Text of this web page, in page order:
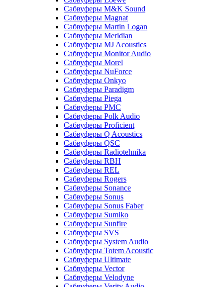
Сабвуферы M&K Sound
Сабвуферы Magnat
Сабвуферы Martin Logan
Сабвуферы Meridian
Сабвуферы MJ Acoustics
Сабвуферы Monitor Audio
Сабвуферы Morel
Сабвуферы NuForce
Сабвуферы Onkyo
Сабвуферы Paradigm
Сабвуферы Piega
Сабвуферы PMC
Сабвуферы Polk Audio
Сабвуферы Proficient
Сабвуферы Q Acoustics
Сабвуферы QSC
Сабвуферы Radiotehnika
Сабвуферы RBH
Сабвуферы REL
Сабвуферы Rogers
Сабвуферы Sonance
Сабвуферы Sonus
Сабвуферы Sonus Faber
Сабвуферы Sumiko
Сабвуферы Sunfire
Сабвуферы SVS
Сабвуферы System Audio
Сабвуферы Totem Acoustic
Сабвуферы Ultimate
Сабвуферы Vector
Сабвуферы Velodyne